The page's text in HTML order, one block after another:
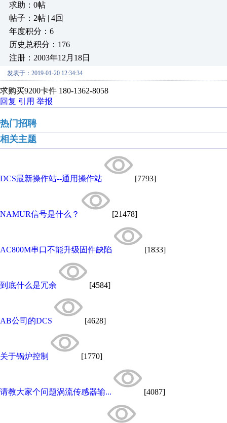
求助：0帖
帖子：2帖 | 4回
年度积分：6
历史总积分：176
注册：2003年12月18日
发表于：2019-01-20 12:34:34
求购买9200卡件 180-1362-8058
回复 引用 举报
热门招聘
相关主题
DCS最新操作站--通用操作站 [7793]
NAMUR信号是什么？ [21478]
AC800M串口不能升级固件缺陷 [1833]
到底什么是冗余 [4584]
AB公司的DCS [4628]
关于锅炉控制 [1770]
请教大家个问题涡流传感器输... [4087]